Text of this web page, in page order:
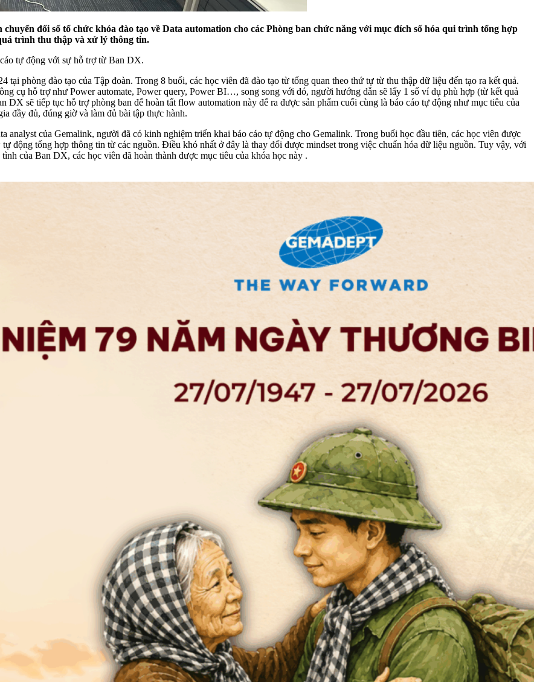
đổi số tổ chức khóa đào tạo về Data automation cho các Phòng ban chức năng với mục đích số hóa qui trình tổng hợp
trình thu thập và xử lý thông tin.
tự động với sự hỗ trợ từ Ban DX.
tại phòng đào tạo của Tập đoàn. Trong 8 buổi, các học viên đã đào tạo từ tổng quan theo thứ tự từ thu thập dữ liệu đến tạo ra kết quả.
cụ hỗ trợ như Power automate, Power query, Power BI…, song song với đó, người hướng dẫn sẽ lấy 1 số ví dụ phù hợp (từ kết quả
DX sẽ tiếp tục hỗ trợ phòng ban để hoàn tất flow automation này để ra được sản phẩm cuối cùng là báo cáo tự động như mục tiêu của
đầy đủ, đúng giờ và làm đủ bài tập thực hành.
của Gemalink, người đã có kinh nghiệm triển khai báo cáo tự động cho Gemalink. Trong buổi học đầu tiên, các học viên được
động tổng hợp thông tin từ các nguồn. Điều khó nhất ở đây là thay đổi được mindset trong việc chuẩn hóa dữ liệu nguồn. Tuy vậy, với
của Ban DX, các học viên đã hoàn thành được mục tiêu của khóa học này .